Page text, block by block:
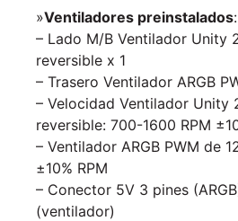
»Ventiladores preinstalados:
– Lado M/B Ventilador Unity
reversible x 1
– Trasero Ventilador ARGB
– Velocidad Ventilador Unity
reversible: 700-1600 RPM
– Ventilador ARGB PWM de
±10% RPM
– Conector 5V 3 pines
(ventilador)